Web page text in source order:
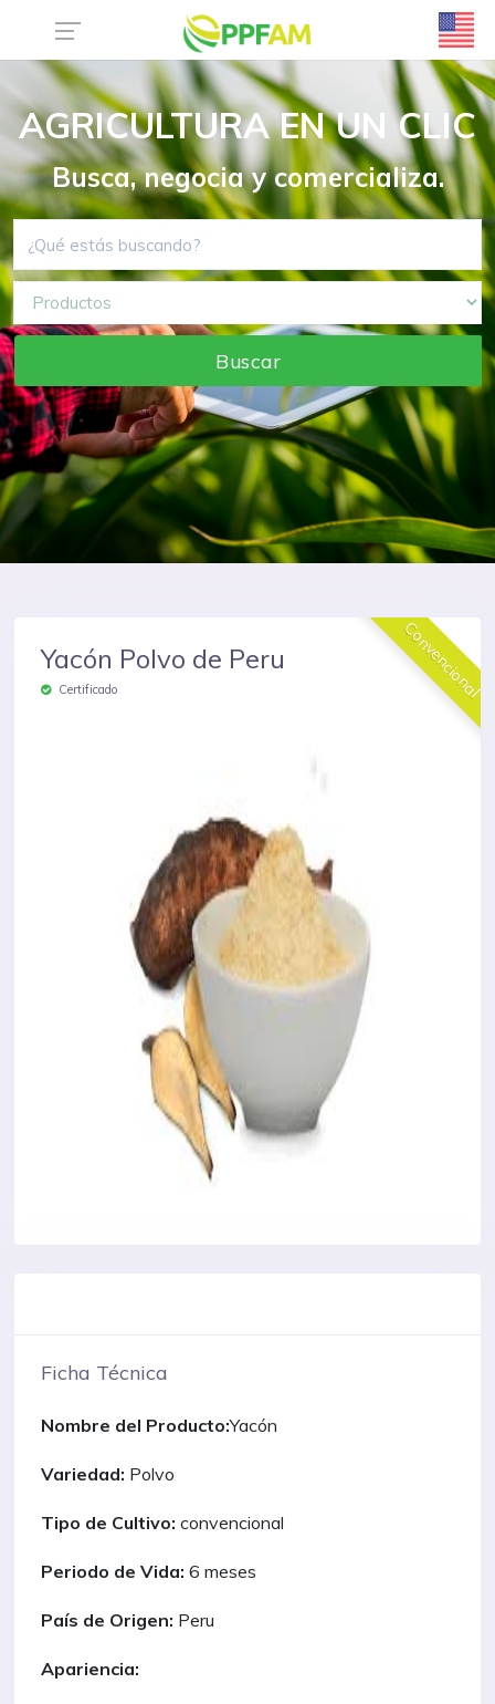
AGRICULTURA EN UN CLIC
Busca, negocia y comercializa.
Buscar
Convencional
Yacón Polvo de Peru
Certificado
Ficha Técnica
Nombre del Producto:Yacón
Variedad: Polvo
Tipo de Cultivo: convencional
Periodo de Vida: 6 meses
País de Origen: Peru
Apariencia: